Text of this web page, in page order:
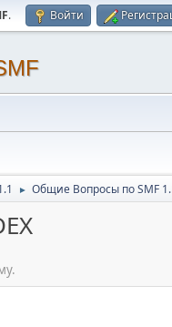
. Войти
► Общие Вопросы по SMF